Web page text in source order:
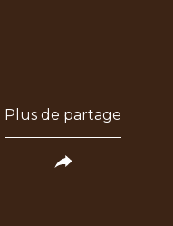
Plus de partage